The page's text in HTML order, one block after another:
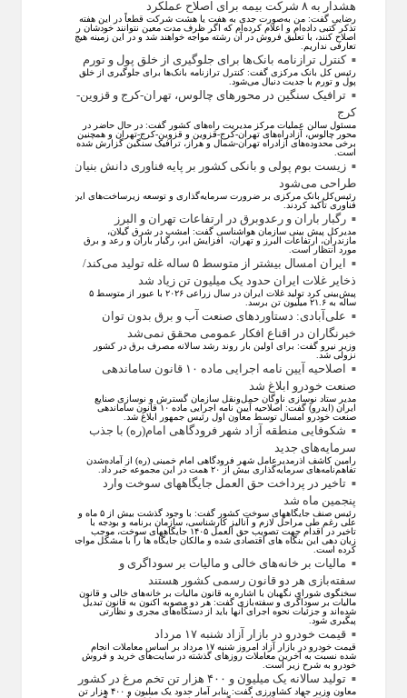
هشدار به ۸ شرکت‌ بیمه برای اصلاح عملکرد
رضایی گفت: من به‌صورت جدی به هفت یا هشت شرکت قطعاً در این هفته
تذکر کتبی داده‌ام و اعلام کرده‌ام که اگر ظرف مدت معین نتوانند خودشان را
اصلاح کنند، با تعلیق فروش در آن رشته مواجه خواهند شد و در این زمینه هیچ
تعارفی نداریم.
کنترل ترازنامه بانک‌ها برای جلوگیری از خلق پول و تورم
رئیس کل بانک مرکزی گفت: کنترل ترازنامه بانک‌ها برای جلوگیری از خلق
پول و تورم با جدیت دنبال می‌شود.
ترافیک سنگین در محورهای چالوس، تهران-کرج و قزوین-
کرج
مسئول سالن عملیات مرکز مدیریت راه‌های کشور گفت: در حال حاضر در
محور چالوس، آزادراه‌های تهران-کرج-قزوین و قزوین-کرج-تهران و همچنین
برخی محدوده‌های آزادراه تهران-شمال و هراز، ترافیک سنگین گزارش شده
است.
زیست بوم پولی و بانکی کشور بر پایه فناوری دانش بنیان
طراحی می‌شود
رئیس‌کل بانک مرکزی بر ضرورت سرمایه‌گذاری و توسعه زیرساخت‌های این
فناوری تأکید کردند.
رگبار باران و رعدوبرق در ارتفاعات تهران و البرز
مدیرکل پیش بینی سازمان هواشناسی گفت: امشب در شرق گیلان،
مازندران، ارتفاعات البرز و تهران، افزایش ابر، رگبار باران و رعد و برق
مورد انتظار است.
ایران امسال بیشتر از متوسط ۵ ساله غله تولید می‌کند/
ذخایر غلات ایران حدود یک میلیون تن زیاد شد
پیش‌بینی کرد تولید غلات ایران در سال زراعی ۲۰۲۶ با عبور از متوسط ۵
ساله به ۲۱.۶ میلیون تن برسد.
علی‌آبادی: دستاورد‌های صنعت آب و برق بدون توان
خبرنگاران در اقناع افکار عمومی محقق نمی‌شد
وزیر نیرو گفت: برای اولین بار روند رشد سالانه مصرف برق در کشور
نزولی شد.
اصلاحیه آیین نامه اجرایی ماده ۱۰ قانون ساماندهی
صنعت خودرو ابلاغ شد
مدیر ستاد نوسازی ناوگان حمل‌ونقل سازمان گسترش و نوسازی صنایع
ایران (ایدرو) گفت: اصلاحیه آیین نامه اجرایی ماده ۱۰ قانون ساماندهی
صنعت خودرو امسال توسط معاون اول رئیس جمهور ابلاغ شد.
شکوفایی منطقه آزاد شهر فرودگاهی امام(ره) با جذب
سرمایه‌های جدید
رامین کاشف اذرمدیرعامل شهر فرودگاهی امام خمینی (ره) از آماده‌شدن
تفاهم‌نامه‌های سرمایه‌گذاری بیش از ۲۰ همت در این مجموعه خبر داد.
تاخیر در پرداخت حق العمل جایگاههای سوخت وارد
پنجمین ماه شد
رئیس صنف جایگاههای سوخت کشور گفت: با وجود گذشت بیش از ۵ ماه و
علی رغم طی مراحل لازم و آنالیز کارشناسی، سازمان برنامه و بودجه با
تاخیر در اقدام جهت تصویب حق العمل ۱۴۰۵ جایگاههای سوخت، موجب
زیان دهی این بنگاه های اقتصادی شده و مالکان جایگاه ها را با مشکل مواجه
کرده است.
مالیات بر خانه‌های خالی و مالیات بر سوداگری و
سفته‌بازی هر دو قانون رسمی کشور هستند
سخنگوی شورای نگهبان با اشاره به قانون مالیات بر خانه‌های خالی و قانون
مالیات بر سوداگری و سفته‌بازی گفت: هر دو مصوبه اکنون به قانون تبدیل
شده‌اند و جزئیات نحوه اجرای آنها باید از دستگاه‌های مجری و نظارتی
پیگیری شود.
قیمت خودرو در بازار آزاد شنبه ۱۷ مرداد
قیمت خودرو در بازار آزاد امروز شنبه ۱۷ مرداد بر اساس معاملات انجام
شده نسبت به آخرین معاملات روز‌های گذشته در سایت‌های خرید و فروش
خودرو به شرح زیر است.
تولید سالانه یک میلیون و ۴۰۰ هزار تن تخم مرغ در کشور
معاون وزیر جهاد کشاورزی گفت: بنابر آمار حدود یک میلیون و ۴۰۰ هزار تن